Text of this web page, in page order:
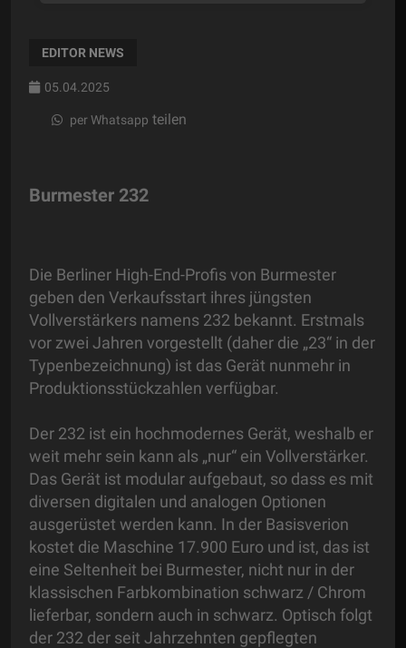
EDITOR NEWS
05.04.2025
per Whatsapp teilen
Burmester 232
Die Berliner High-End-Profis von Burmester
geben den Verkaufsstart ihres jüngsten
Vollverstärkers namens 232 bekannt. Erstmals
vor zwei Jahren vorgestellt (daher die „23“ in der
Typenbezeichnung) ist das Gerät nunmehr in
Produktionsstückzahlen verfügbar.
Der 232 ist ein hochmodernes Gerät, weshalb er
weit mehr sein kann als „nur“ ein Vollverstärker.
Das Gerät ist modular aufgebaut, so dass es mit
diversen digitalen und analogen Optionen
ausgerüstet werden kann. In der Basisverion
kostet die Maschine 17.900 Euro und ist, das ist
eine Seltenheit bei Burmester, nicht nur in der
klassischen Farbkombination schwarz / Chrom
lieferbar, sondern auch in schwarz. Optisch folgt
der 232 der seit Jahrzehnten gepflegten